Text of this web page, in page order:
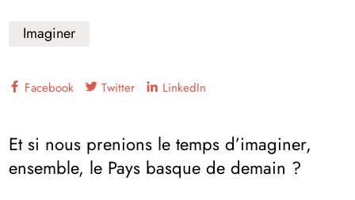
Imaginer
Facebook Twitter LinkedIn
Et si nous prenions le temps d’imaginer,
ensemble, le Pays basque de demain ?